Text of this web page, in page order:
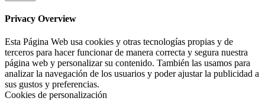
Privacy Overview
Esta Página Web usa cookies y otras tecnologías propias y de
terceros para hacer funcionar de manera correcta y segura nuestra
página web y personalizar su contenido. También las usamos para
analizar la navegación de los usuarios y poder ajustar la publicidad a
sus gustos y preferencias.
Cookies de personalización